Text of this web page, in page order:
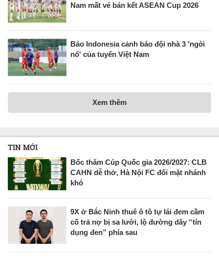
Nam mất vé bán kết ASEAN Cup 2026
Báo Indonesia cảnh báo đội nhà 3 'ngòi
nổ' của tuyển Việt Nam
Xem thêm
TIN MỚI
Bốc thăm Cúp Quốc gia 2026/2027: CLB
CAHN dễ thở, Hà Nội FC đối mặt nhánh
khó
9X ở Bắc Ninh thuê ô tô tự lái đem cầm
cố trả nợ bị sa lưới, lộ đường dây “tín
dụng đen” phía sau